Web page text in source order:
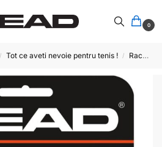
0
/ Tot ce aveti nevoie pentru tenis ! / Racordaje plic